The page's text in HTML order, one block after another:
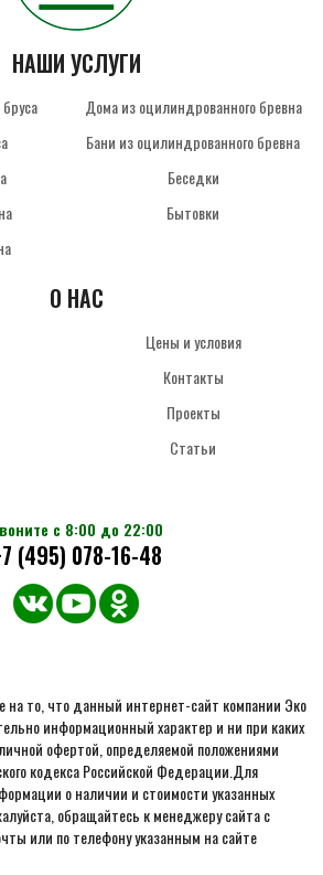
НАШИ УСЛУГИ
Дома из оцилиндрованного бревна
Бани из оцилиндрованного бревна
Беседки
Бытовки
О НАС
Цены и условия
Контакты
Проекты
Статьи
с 8:00 до 22:00
(495) 078-16-48
то, что данный интернет-сайт компании Эко
информационный характер и ни при каких
офертой, определяемой положениями
кодекса Российской Федерации.Для
о наличии и стоимости указанных
обращайтесь к менеджеру сайта с
или по телефону указанным на сайте